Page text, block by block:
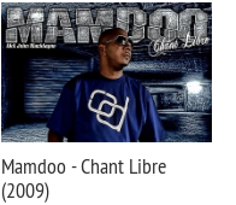
Mamdoo - Chant Libre
(2009)